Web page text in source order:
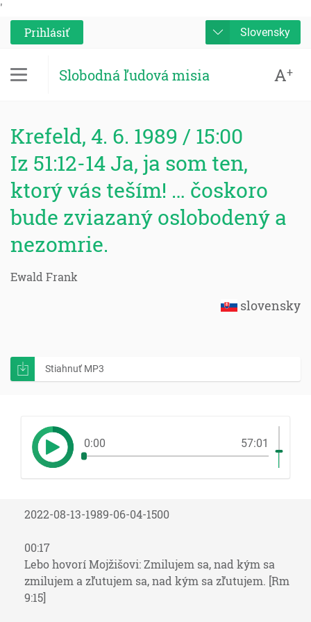
'
Prihlásiť
Slovensky
Slobodná ľudová misia A+
Krefeld, 4. 6. 1989 / 15:00
Iz 51:12-14 Ja, ja som ten,
ktorý vás teším! … čoskoro
bude zviazaný oslobodený a
nezomrie.
Ewald Frank
slovensky
Stiahnuť MP3
0:00 57:01
2022-08-13-1989-06-04-1500
00:17
Lebo hovorí Mojžišovi: Zmilujem sa, nad kým sa
zmilujem a zľutujem sa, nad kým sa zľutujem. [Rm
9:15]